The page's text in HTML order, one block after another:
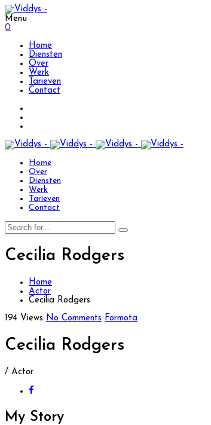
Menu
0
Home
Diensten
Over
Werk
Tarieven
Contact
Home
Over
Diensten
Werk
Tarieven
Contact
Cecilia Rodgers
Home
Actor
Cecilia Rodgers
194 Views No Comments Formota
Cecilia Rodgers
/ Actor
My Story